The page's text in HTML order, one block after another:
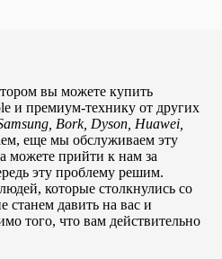
вы можете купить
и премиум-технику от других
Bork, Dyson, Huawei,
еще мы обслуживаем эту
можете прийти к нам за
эту проблему решим.
которые столкнулись со
давить на вас и
того, что вам действительно